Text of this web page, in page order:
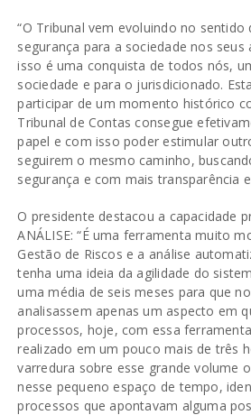
“O Tribunal vem evoluindo no sentido
segurança para a sociedade nos
isso é uma conquista de todos nós,
sociedade e para o jurisdicionado.
participar de um momento histórico
Tribunal de Contas consegue
papel e com isso poder estimular
seguirem o mesmo caminho,
segurança e com mais transparência
O presidente destacou a capacidade
ANÁLISE: “É uma ferramenta muito
Gestão de Riscos e a análise
tenha uma ideia da agilidade do
uma média de seis meses para que
analisassem apenas um aspecto em
processos, hoje, com essa
realizado em um pouco mais de três
varredura sobre esse grande volume
nesse pequeno espaço de tempo,
processos que apontavam alguma